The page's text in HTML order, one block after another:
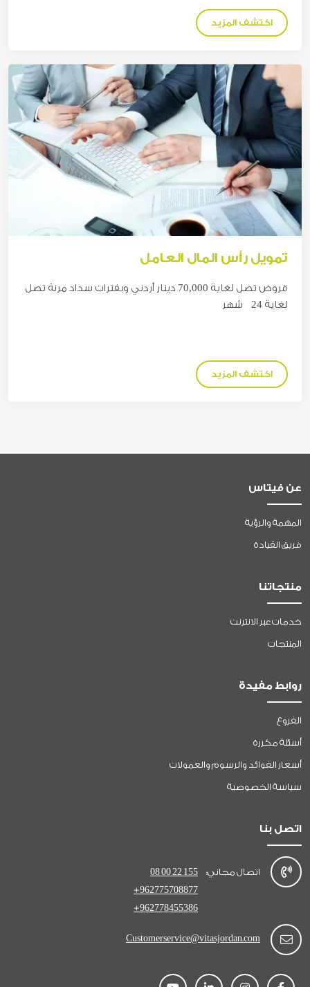
اكتشف المزيد
تمويل رأس المال العامل
قروض تصل لغاية 7 0,000 دينار
أردني وبفترات سداد مرنة تصل
لغاية 24 شهر
اكتشف المزيد
عن فيتاس
المهمة والرؤية
فريق القيادة
منتجاتنا
خدمات عبر الانترنت
المنتجات
روابط مفيدة
الفروع
أسئلة مكررة
أسعار الفوائد والرسوم والعمولات
سياسة الخصوصية
اتصل بنا
اتصال مجاني:
08 00 22 155
+962775708877
+962778455386
Customerservice@vitasjordan.com